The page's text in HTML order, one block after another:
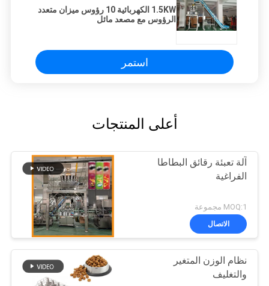
1.5KW الكهربائية 10 رؤوس ميزان متعدد
الرؤوس مع مصعد مائل
استمر
أعلى المنتجات
آلة تعبئة رقائق البطاطا
الفراغية
MOQ:1 مجموعة
الاتصال
نظام الوزن المتغير
والتغليف